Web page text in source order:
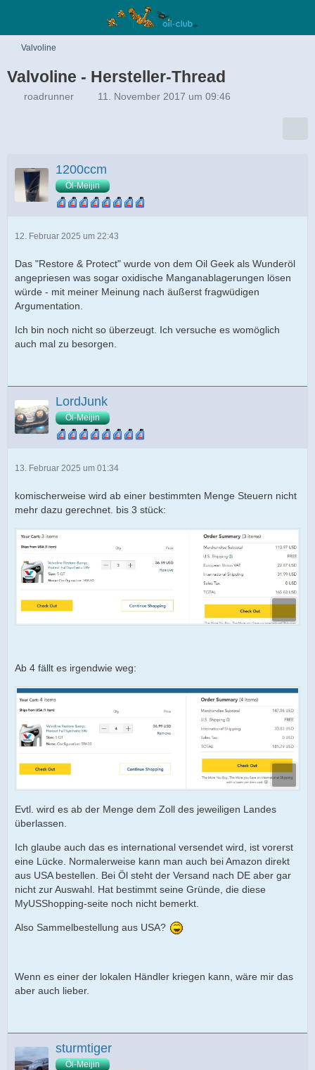
Valvoline
Valvoline - Hersteller-Thread
roadrunner 11. November 2017 um 09:46
1200ccm
Öl-Meijin
12. Februar 2025 um 22:43
Das "Restore & Protect" wurde von dem Oil Geek als Wunderöl
angepriesen was sogar oxidische Manganablagerungen lösen
würde - mit meiner Meinung nach äußerst fragwüdigen
Argumentation.
Ich bin noch nicht so überzeugt. Ich versuche es womöglich
auch mal zu besorgen.
LordJunk
Öl-Meijin
13. Februar 2025 um 01:34
komischerweise wird ab einer bestimmten Menge Steuern nicht
mehr dazu gerechnet. bis 3 stück:
Ab 4 fällt es irgendwie weg:
Evtl. wird es ab der Menge dem Zoll des jeweiligen Landes
überlassen.
Ich glaube auch das es international versendet wird, ist vorerst
eine Lücke. Normalerweise kann man auch bei Amazon direkt
aus USA bestellen. Bei Öl steht der Versand nach DE aber gar
nicht zur Auswahl. Hat bestimmt seine Gründe, die diese
MyUSShopping-seite noch nicht bemerkt.
Also Sammelbestellung aus USA?
Wenn es einer der lokalen Händler kriegen kann, wäre mir das
aber auch lieber.
sturmtiger
Öl-Meijin